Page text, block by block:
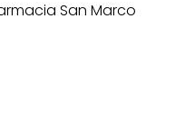
San Marco